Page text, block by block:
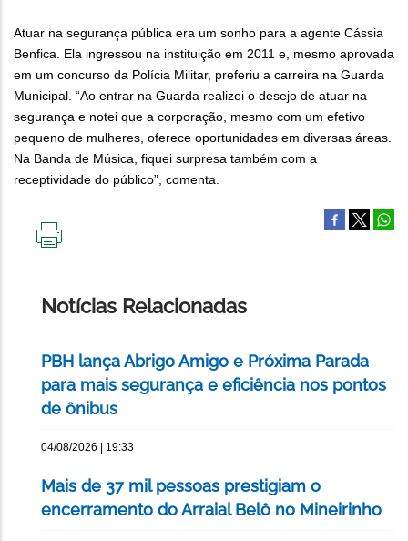
Atuar na segurança pública era um sonho para a agente Cássia
Benfica. Ela ingressou na instituição em 2011 e, mesmo aprovada
em um concurso da Polícia Militar, preferiu a carreira na Guarda
Municipal. “Ao entrar na Guarda realizei o desejo de atuar na
segurança e notei que a corporação, mesmo com um efetivo
pequeno de mulheres, oferece oportunidades em diversas áreas.
Na Banda de Música, fiquei surpresa também com a
receptividade do público”, comenta.
Notícias Relacionadas
PBH lança Abrigo Amigo e Próxima Parada
para mais segurança e eficiência nos pontos
de ônibus
04/08/2026 | 19:33
Mais de 37 mil pessoas prestigiam o
encerramento do Arraial Belô no Mineirinho